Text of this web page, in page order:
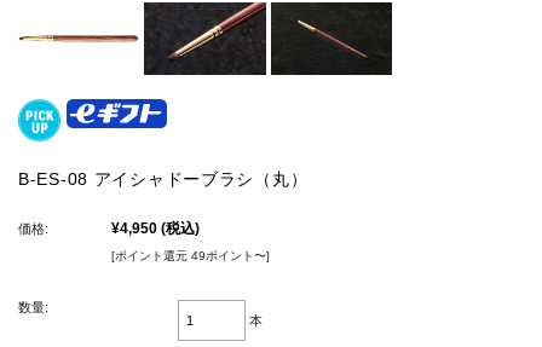
B-ES-08 アイシャドーブラシ（丸）
価格: ¥4,950 (税込)
[ポイント還元 49ポイント〜]
数量:
本